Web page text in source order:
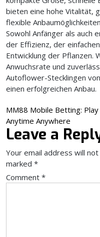
bieten eine hohe Vitalität,
flexible
Sowohl Anfänger als auch
der Effizienz, der
Entwicklung der Pflanzen.
Anwuchsrate und
Autoflower-Stecklingen
einen erfolgreichen Anbau.
Post
navigation
MM88 Mobile Betting: Play
Anytime Anywhere
Leave a
Your email address will
marked *
Comment *